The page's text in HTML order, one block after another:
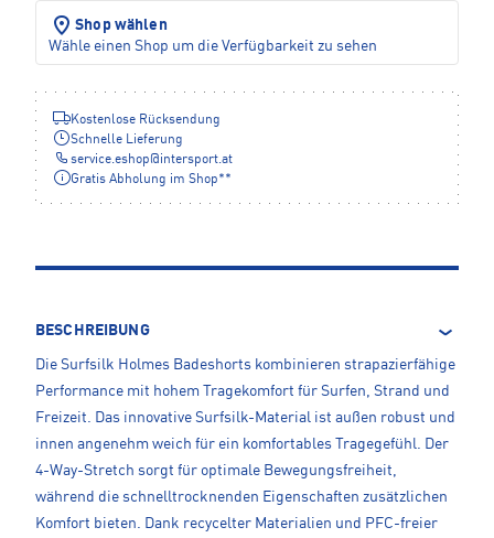
Shop wählen
Wähle einen Shop um die Verfügbarkeit zu sehen
Kostenlose Rücksendung
Schnelle Lieferung
service.eshop@intersport.at
Gratis Abholung im Shop**
BESCHREIBUNG
Die Surfsilk Holmes Badeshorts kombinieren strapazierfähige
Performance mit hohem Tragekomfort für Surfen, Strand und
Freizeit. Das innovative Surfsilk-Material ist außen robust und
innen angenehm weich für ein komfortables Tragegefühl. Der
4-Way-Stretch sorgt für optimale Bewegungsfreiheit,
während die schnelltrocknenden Eigenschaften zusätzlichen
Komfort bieten. Dank recycelter Materialien und PFC-freier